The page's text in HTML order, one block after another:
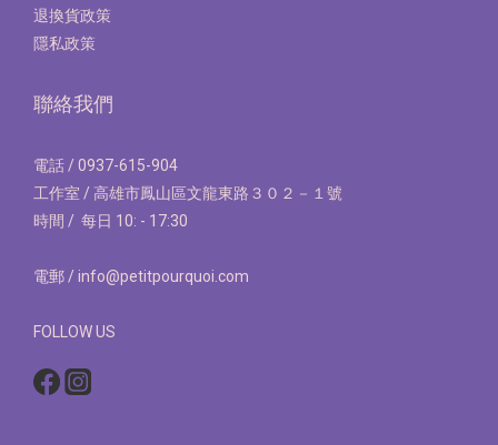
退換貨政策
隱私政策
聯絡我們
電話 / 0937-615-904
工作室 / 高雄市鳳山區文龍東路３０２－１號
時間 / 每日 10: - 17:30
電郵 / info@petitpourquoi.com
FOLLOW US